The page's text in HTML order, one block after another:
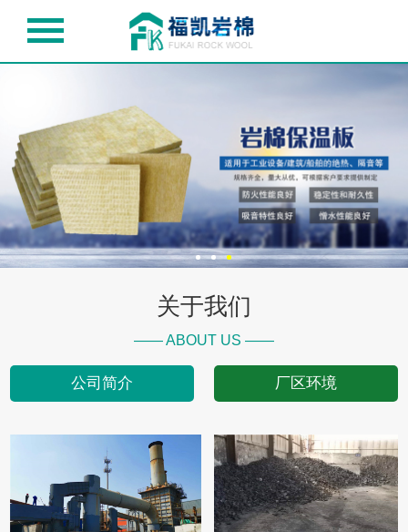
关于我们
—— ABOUT US ——
公司简介 厂区环境